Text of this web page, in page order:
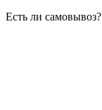
Есть ли самовывоз?